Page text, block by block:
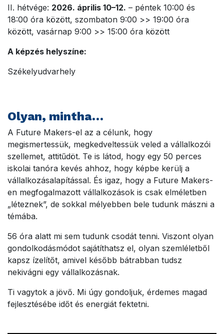
II. hétvége: 2026. április 10–12. – péntek 10:00 és
18:00 óra között, szombaton 9:00 >> 19:00 óra
között, vasárnap 9:00 >> 15:00 óra között
A képzés helyszíne:
Székelyudvarhely
Olyan, mintha…
A Future Makers-el az a célunk, hogy
megismertessük, megkedveltessük veled a vállalkozói
szellemet, attitűdöt. Te is látod, hogy egy 50 perces
iskolai tanóra kevés ahhoz, hogy képbe kerülj a
vállalkozásalapítással. És igaz, hogy a Future Makers-
en megfogalmazott vállalkozások is csak elméletben
„léteznek”, de sokkal mélyebben bele tudunk mászni a
témába.
56 óra alatt mi sem tudunk csodát tenni. Viszont olyan
gondolkodásmódot sajátíthatsz el, olyan szemléletből
kapsz ízelítőt, amivel később bátrabban tudsz
nekivágni egy vállalkozásnak.
Ti vagytok a jövő. Mi úgy gondoljuk, érdemes magad
fejlesztésébe időt és energiát fektetni.